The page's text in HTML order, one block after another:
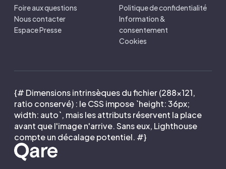
Foire aux questions
Nous contacter
Espace Presse
Politique de confidentialité
Information &
consentement
Cookies
{# Dimensions intrinsèques du fichier (288×121,
ratio conservé) : le CSS impose `height: 36px;
width: auto`, mais les attributs réservent la place
avant que l'image n'arrive. Sans eux, Lighthouse
compte un décalage potentiel. #}